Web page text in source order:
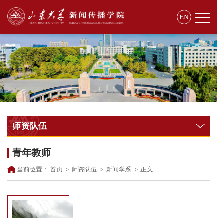
EN
师资队伍
青年教师
当前位置： 首页 > 师资队伍 > 新闻学系 > 正文